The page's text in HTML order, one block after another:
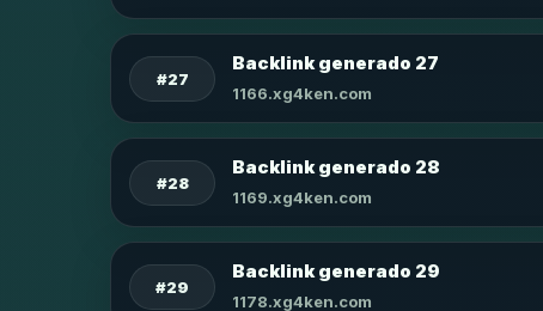
#27
Backlink generado 27
1166.xg4ken.com
#28
Backlink generado 28
1169.xg4ken.com
#29
Backlink generado 29
1178.xg4ken.com